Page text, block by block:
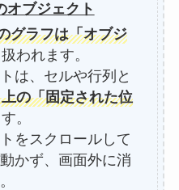
オブジェクト
グラフは「オブジ
われます。
は、セルや行列と
の「固定された位
。
をスクロールして
かず、画面外に消